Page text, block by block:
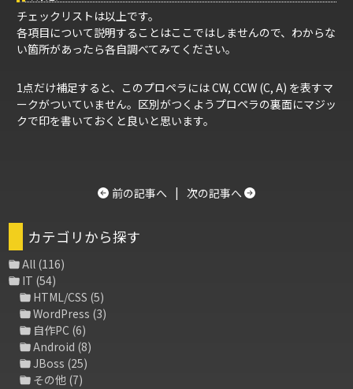
チェックリストは以上です。
各項目について説明することはここではしませんので、わからな
い箇所があったら各自調べてみてください。
1点だけ補足すると、このプロペラには CW, CCW (C, A) を表すマ
ークがついていません。区別がつくようプロペラの裏面にマジッ
クで印を書いておくと良いと思います。
前の記事へ | 次の記事へ
カテゴリから探す
All (116)
IT (54)
HTML/CSS (5)
WordPress (3)
自作PC (6)
Android (8)
JBoss (25)
その他 (7)